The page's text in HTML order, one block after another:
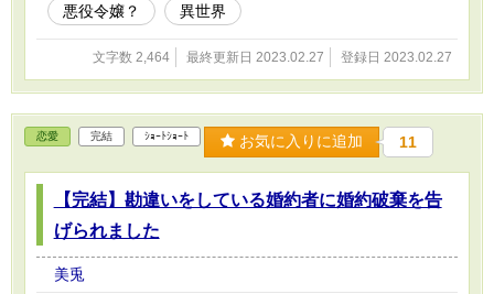
悪役令嬢？
異世界
文字数 2,464 最終更新日 2023.02.27 登録日 2023.02.27
恋愛 完結 ｼｮｰﾄｼｮｰﾄ お気に入りに追加 11
【完結】勘違いをしている婚約者に婚約破棄を告
げられました
美兎